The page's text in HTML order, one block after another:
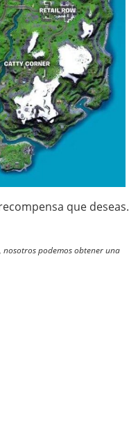
que deseas.
nosotros podemos obtener una